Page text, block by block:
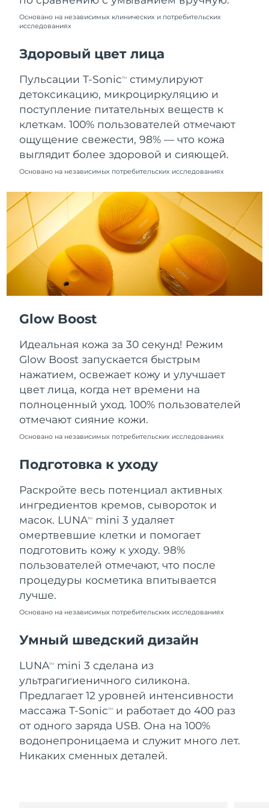
Основано на независимых клинических и потребительских
исследованиях
Здоровый цвет лица
Пульсации T-SonicTM
стимулируют
детоксикацию, микроциркуляцию и
поступление питательных веществ к
клеткам. 100% пользователей отмечают
ощущение свежести, 98% — что кожа
выглядит более здоровой и сияющей.
Основано на независимых потребительских исследованиях
Glow Boost
Идеальная кожа за 30 секунд! Режим
Glow Boost запускается быстрым
нажатием, освежает кожу и улучшает
цвет лица, когда нет времени на
полноценный уход. 100% пользователей
отмечают сияние кожи.
Основано на независимых потребительских исследованиях
Подготовка к уходу
Раскройте весь потенциал активных
ингредиентов кремов, сывороток и
масок. LUNATM
mini 3 удаляет
омертвевшие клетки и помогает
подготовить кожу к уходу. 98%
пользователей отмечают, что после
процедуры косметика впитывается
лучше.
Основано на независимых потребительских исследованиях
Умный шведский дизайн
LUNATM
mini 3 сделана из
ультрагигиеничного силикона.
Предлагает 12 уровней интенсивности
массажа T-SonicTM
и работает до 400 раз
от одного заряда USB. Она на 100%
водонепроницаема и служит много лет.
Никаких сменных деталей.
12/8/26
Норвегия
Ожидаемая дата доставки
11/8/26
Оман
Ожидаемая дата доставки
Ожидаемая дата доставки
Польша
Ожидаемая дата доставки
12/8/26
Португалия
Ожидаемая дата доставки
11/8/26
Пуэрто-Рико
Ожидаемая дата доставки
Катар
Реюньон
Ожидаемая дата доставки
Румыния
Ожидаемая дата доставки
11/8/26
Россия
Ожидаемая дата доставки
19/8/26
Саудовская Аравия
Ожидаемая дата доставки
Сингапур
Ожидаемая дата доставки
Словакия
Ожидаемая дата доставки
Словения
Ожидаемая дата доставки
Южно-Африканская
Ожидаемая дата доставки
Испания
Ожидаемая дата доставки
11/8/26
Швеция
Ожидаемая дата доставки
Швейцария
Ожидаемая дата доставки